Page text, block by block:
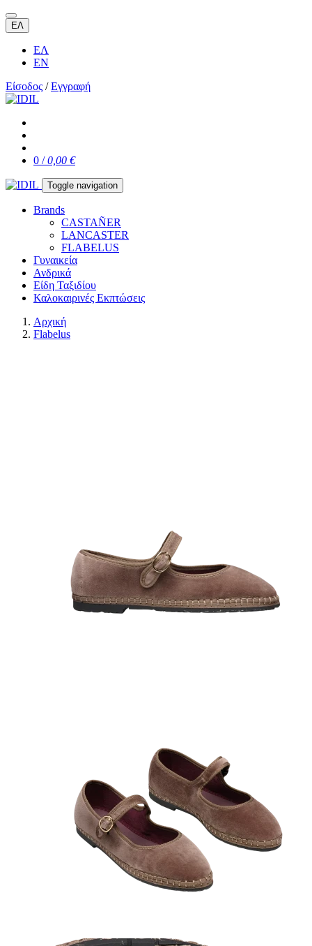
ΕΛ
ΕΛ
EN
Είσοδος /Εγγραφή
0 /0,00 €
Toggle navigation
Brands
CASTAÑER
LANCASTER
FLABELUS
Γυναικεία
Ανδρικά
Είδη Ταξιδίου
Καλοκαιρινές Εκπτώσεις
Αρχική
Flabelus